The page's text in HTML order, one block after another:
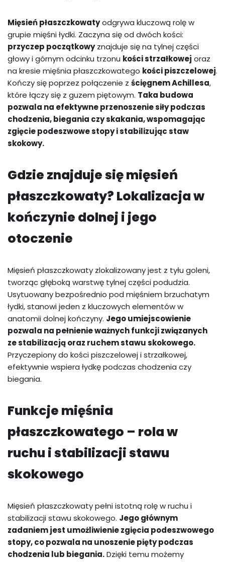
Mięsień płaszczkowatyodgrywa kluczową rolę w
grupie mięśni łydki. Zaczyna się od dwóch kości:
przyczep początkowyznajduje się na tylnej części
głowy i górnym odcinku trzonu kości strzałkowej oraz
na kresie mięśnia płaszczkowatego kości piszczelowej.
Kończy się poprzez połączenie z ścięgnem Achillesa,
które łączy się z guzem piętowym. Taka budowa
pozwala na efektywne przenoszenie siły podczas
chodzenia, biegania czy skakania, wspomagając
zgięcie podeszwowe stopy i stabilizując staw
skokowy.
Gdzie znajduje się mięsień
płaszczkowaty? Lokalizacja w
kończynie dolnej i jego
otoczenie
Mięsień płaszczkowaty zlokalizowany jest z tyłu goleni,
tworząc głęboką warstwę tylnej części podudzia.
Usytuowany bezpośrednio pod mięśniem brzuchatym
łydki, stanowi jeden z kluczowych elementów w
anatomii dolnej kończyny. Jego umiejscowienie
pozwala na pełnienie ważnych funkcji związanych
ze stabilizacją oraz ruchem stawu skokowego.
Przyczepiony do kości piszczelowej i strzałkowej,
efektywnie wspiera łydkę podczas chodzenia czy
biegania.
Funkcje mięśnia
płaszczkowatego – rola w
ruchu i stabilizacji stawu
skokowego
Mięsień płaszczkowaty pełni istotną rolę w ruchu i
stabilizacji stawu skokowego. Jego głównym
zadaniem jest umożliwienie zgięcia podeszwowego
stopy, co pozwala na unoszenie pięty podczas
chodzenia lub biegania.Dzięki temu możemy